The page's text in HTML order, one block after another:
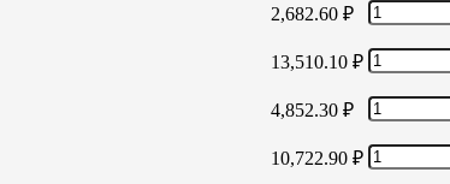
2,682.60 ₽
13,510.10 ₽
4,852.30 ₽
10,722.90 ₽